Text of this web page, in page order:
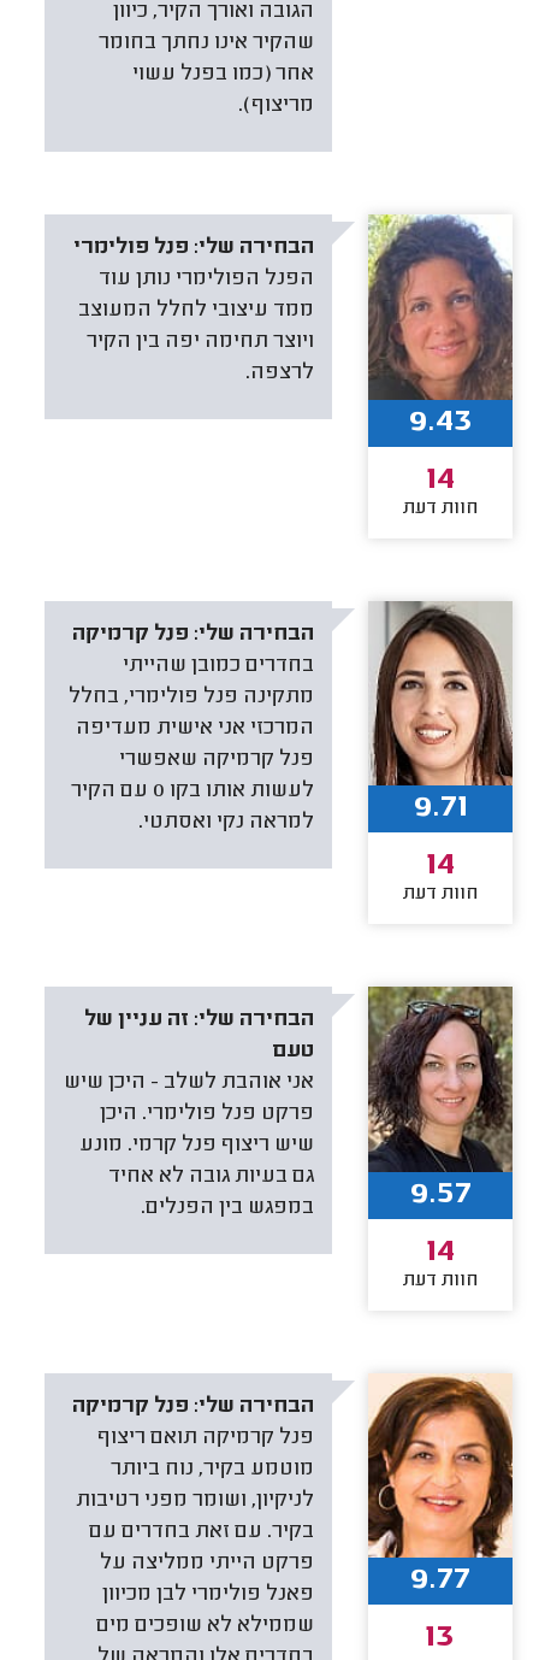
הגובה ואורך הקיר, כיוון
שהקיר אינו נחתך בחומר
אחר (כמו בפנל עשוי
מריצוף).
הבחירה שלי: פנל פולימרי
הפנל הפולימרי נותן עוד
ממד עיצובי לחלל המעוצב
ויוצר תחימה יפה בין הקיר
לרצפה.
9.43
14
חוות דעת
הבחירה שלי: פנל קרמיקה
בחדרים כמובן שהייתי
מתקינה פנל פולימרי, בחלל
המרכזי אני אישית מעדיפה
פנל קרמיקה שאפשרי
לעשות אותו בקו 0 עם הקיר
למראה נקי ואסתטי.
9.71
14
חוות דעת
הבחירה שלי: זה עניין של
טעם
אני אוהבת לשלב - היכן שיש
פרקט פנל פולימרי. היכן
שיש ריצוף פנל קרמי. מונע
גם בעיות גובה לא אחיד
במפגש בין הפנלים.
9.57
14
חוות דעת
הבחירה שלי: פנל קרמיקה
פנל קרמיקה תואם ריצוף
מוטמע בקיר, נוח ביותר
לניקיון, ושומר מפני רטיבות
בקיר. עם זאת בחדרים עם
פרקט הייתי ממליצה על
פאנל פולימרי לבן מכיוון
שממילא לא שופכים מים
9.77
13